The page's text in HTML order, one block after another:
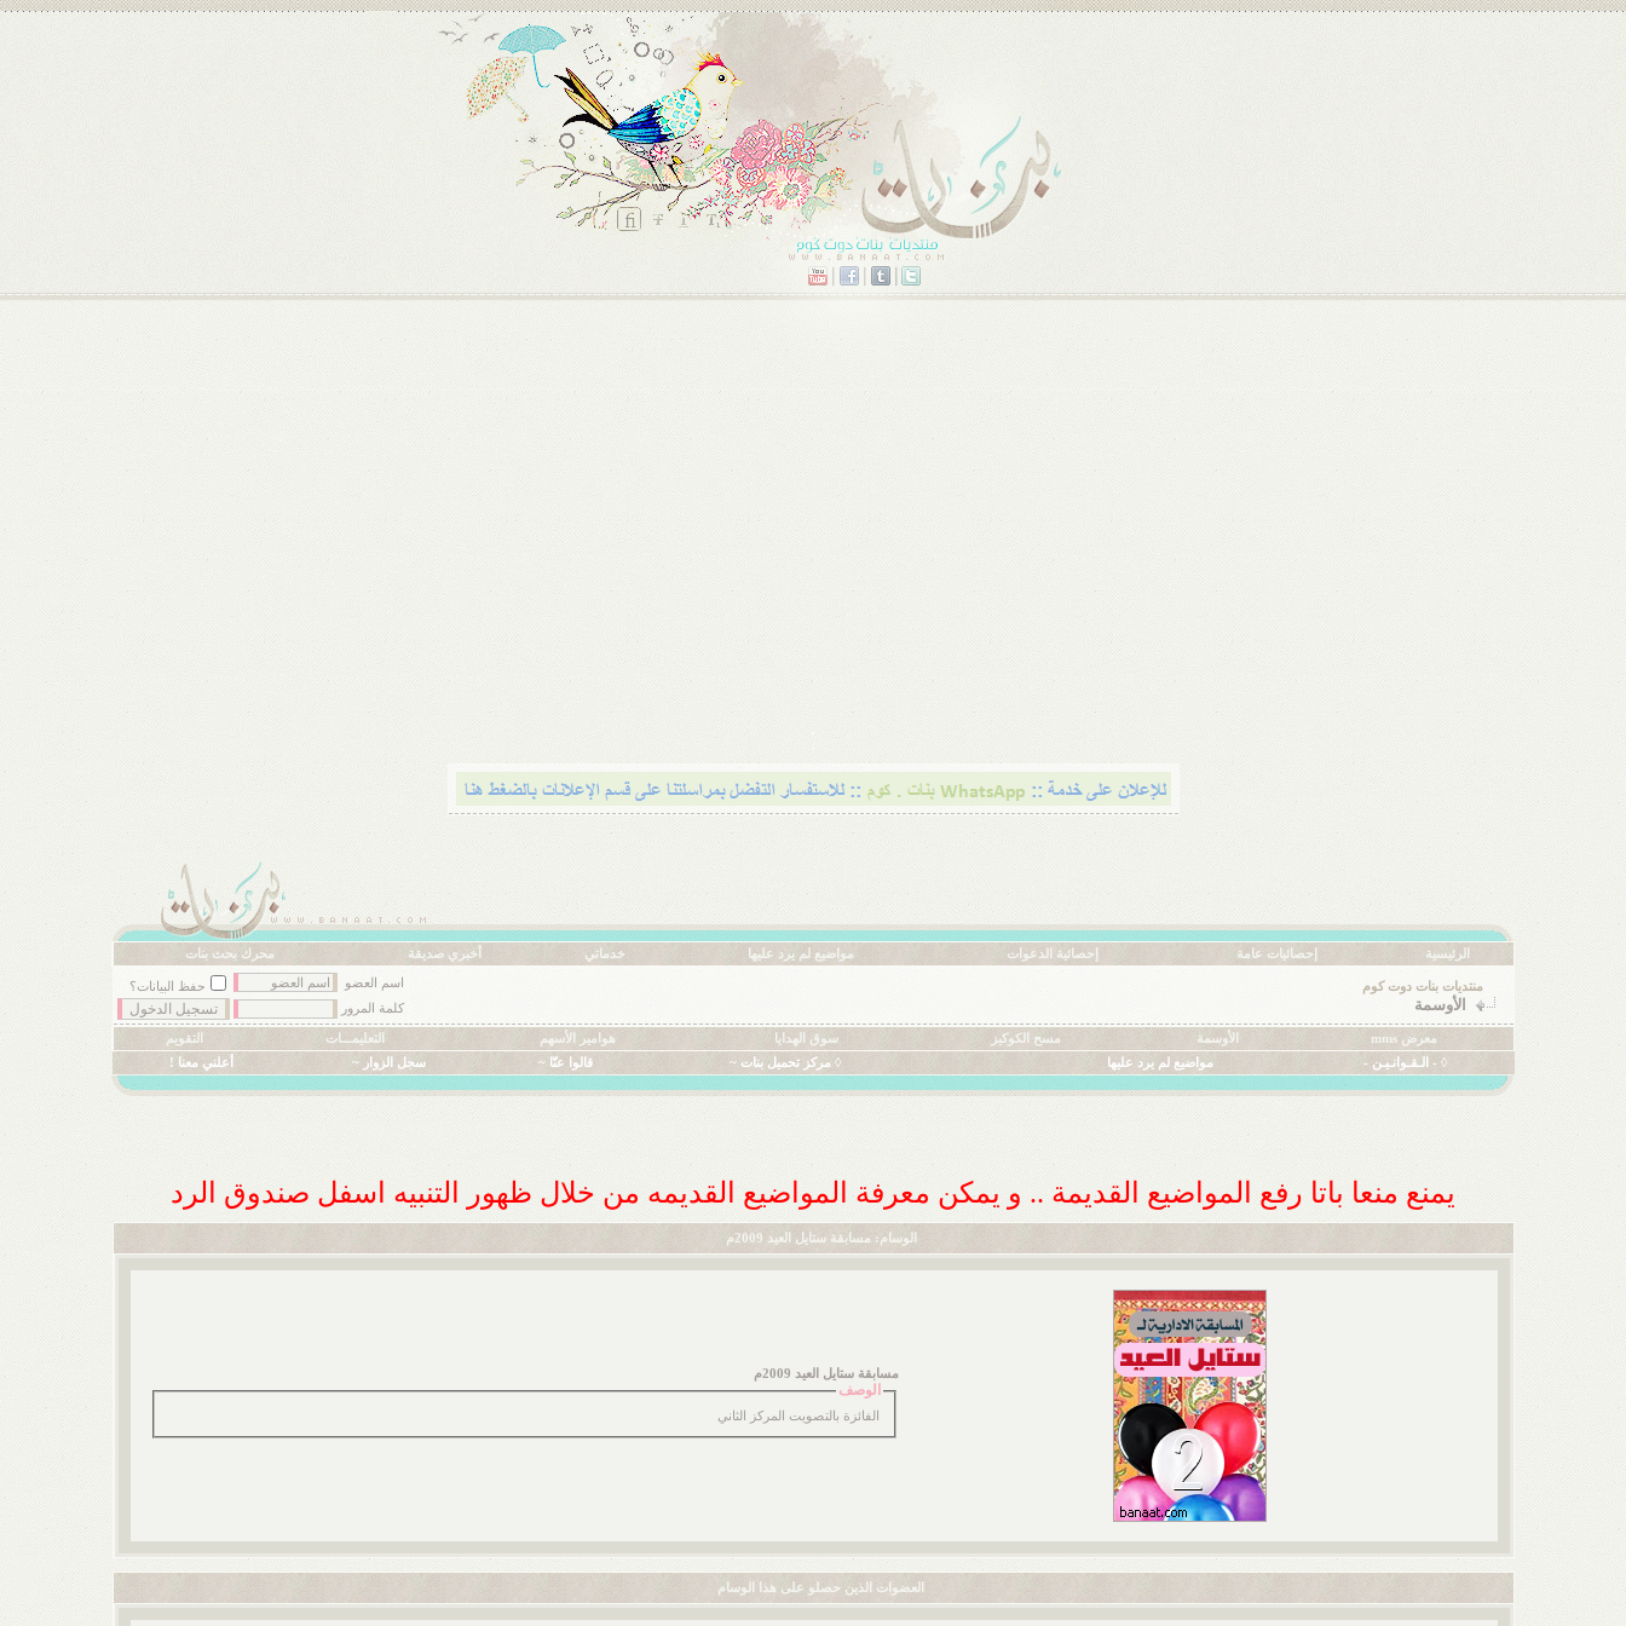
الرئيسية إحصائيات عامة إحصائية الدعوات مواضيع لم يرد عليها خدماتي أخبري صديقة محرك بحث بنات
منتديات بنات دوت كوم
الأوسمة
اسم العضو
حفظ البيانات؟
كلمة المرور
معرض mms الأوسمة مسح الكوكيز سوق الهدايا هوامير الأسهم التعليمـــات
التقويم
◊ - الـقـوانـيـن -
مواضيع لم يرد عليها ◊ مركز تحميل بنات ~ قالوا عنّا ~ سجل الزوار ~ أعلني معنا !
يمنع منعا باتا رفع المواضيع القديمة .. و يمكن معرفة المواضيع القديمه من خلال ظهور التنبيه اسفل صندوق الرد
الوسام: مسابقة ستايل العيد 2009م
مسابقة ستايل العيد 2009م
الوصف
الفائزة بالتصويت المركز الثاني
العضوات الذين حصلو على هذا الوسام